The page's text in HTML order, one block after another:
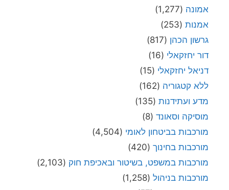
אמונה (1,277)
אמנות (253)
גרשון הכהן (817)
דור יחזקאלי (16)
דניאל יחזקאלי (15)
ללא קטגוריה (162)
מדע ועתידנות (135)
מוסיקה וסאונד (8)
מורכבות בביטחון לאומי (4,504)
מורכבות בחינוך (420)
מורכבות במשפט, בשיטור ובאכיפת חוק (2,103)
מורכבות בניהול (1,258)